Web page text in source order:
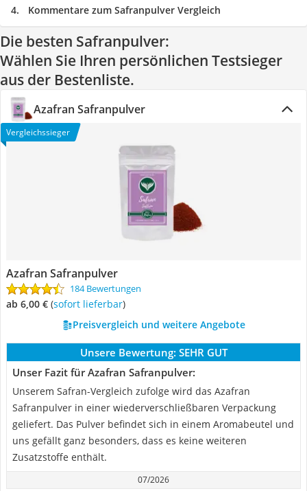
Kommentare zum Safranpulver Vergleich
Die besten Safranpulver:
Wählen Sie Ihren persönlichen Testsieger
aus der Bestenliste.
Azafran Safranpulver
Vergleichssieger
Azafran Safranpulver
184 Bewertungen
ab 6,00 € ( Sofort lieferbar)
Preisvergleich und weitere Angebote
Unsere Bewertung: SEHR GUT
Unser Fazit für Azafran Safranpulver:
Unserem Safran-Vergleich zufolge wird das Azafran
Safranpulver in einer wiederverschließbaren Verpackung
geliefert. Das Pulver befindet sich in einem Aromabeutel und
uns gefällt ganz besonders, dass es keine weiteren
Zusatzstoffe enthält.
07/2026